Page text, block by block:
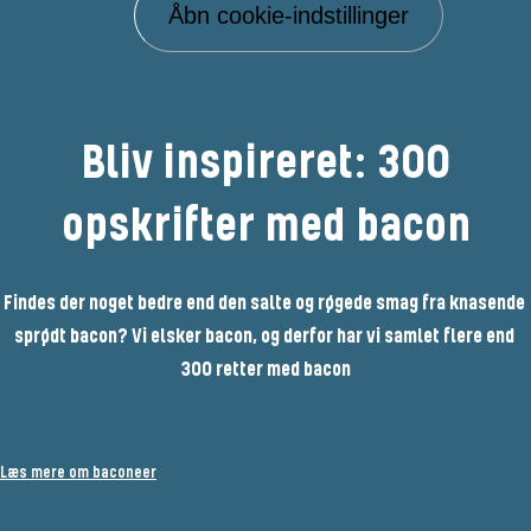
Åbn cookie-indstillinger
Bliv inspireret: 300
opskrifter med bacon
Findes der noget bedre end den salte og røgede smag fra knasende
sprødt bacon? Vi elsker bacon, og derfor har vi samlet flere end
300 retter med bacon
Læs mere om baconeer